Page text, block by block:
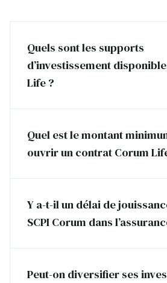
Quels sont les supports
d’investissement
Life ?
Quel est le montant
ouvrir un contrat Corum
Y a-t-il un délai de
SCPI Corum dans
Peut-on diversifier ses